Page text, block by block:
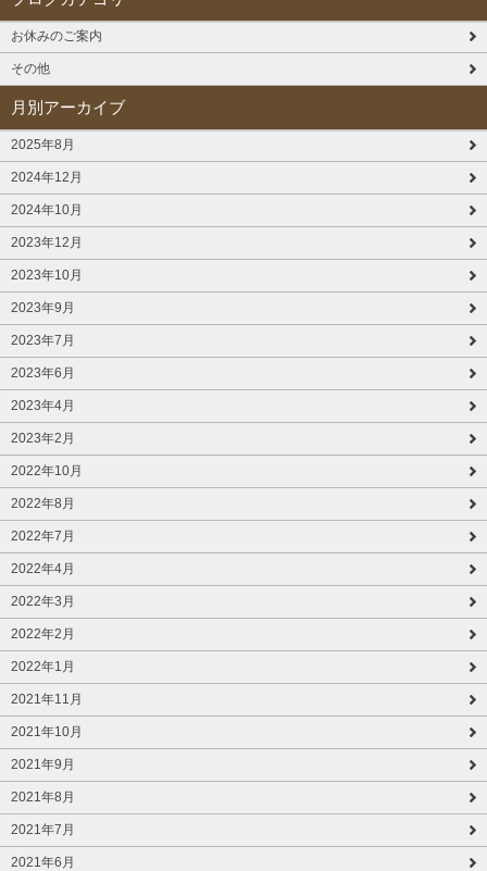
お休みのご案内
その他
月別アーカイブ
2025年8月
2024年12月
2024年10月
2023年12月
2023年10月
2023年9月
2023年7月
2023年6月
2023年4月
2023年2月
2022年10月
2022年8月
2022年7月
2022年4月
2022年3月
2022年2月
2022年1月
2021年11月
2021年10月
2021年9月
2021年8月
2021年7月
2021年6月